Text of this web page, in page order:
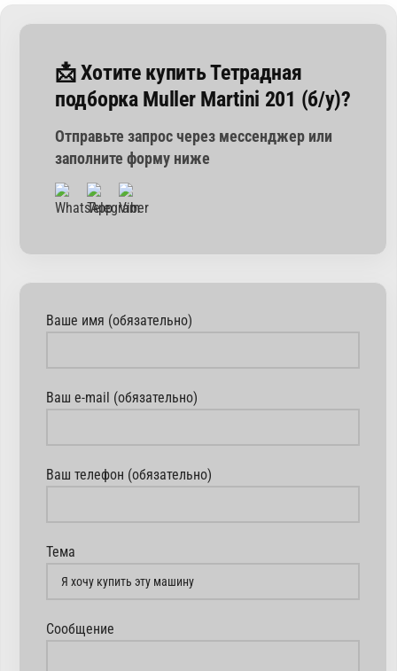
📩 Хотите купить Тетрадная
подборка Muller Martini 201 (б/у)?
Отправьте запрос через мессенджер или
заполните форму ниже
Ваше имя (обязательно)
Ваш e-mail (обязательно)
Ваш телефон (обязательно)
Тема
Сообщение